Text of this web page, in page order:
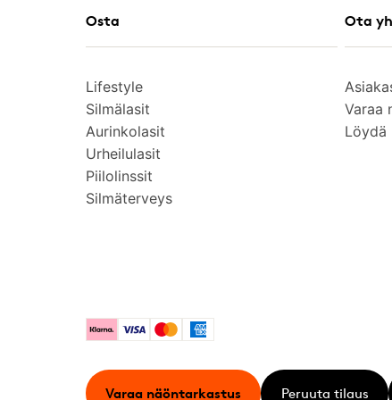
Osta
Lifestyle
Silmälasit
Aurinkolasit
Urheilulasit
Piilolinssit
Silmäterveys
Ota
Varaa
Löydä
KlarnaVisa MastercardAmerican Express
Varaa näöntarkastus Peruuta tilaus